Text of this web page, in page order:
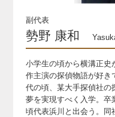
副代表
勢野 康和
小学生の頃から横溝正史
作主演の探偵物語が好き
代の頃、某大手探偵社の
夢を実現すべく入学。 卒
頃代表浜川と出会う。
同